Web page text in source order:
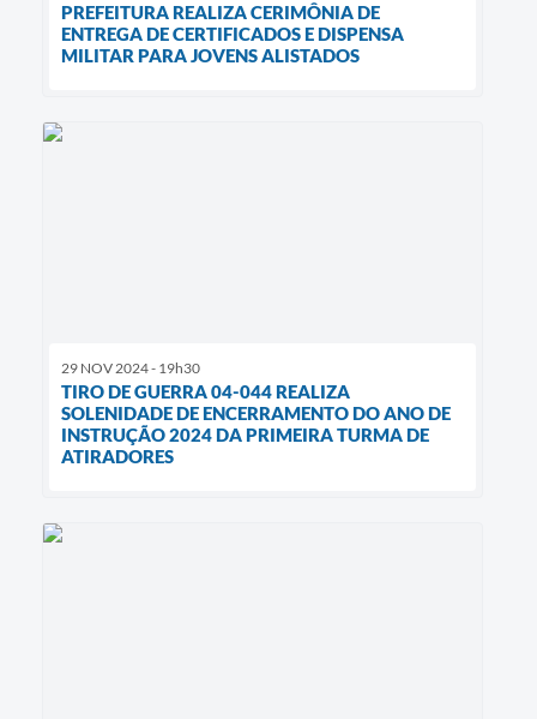
PREFEITURA REALIZA CERIMÔNIA DE
ENTREGA DE CERTIFICADOS E DISPENSA
MILITAR PARA JOVENS ALISTADOS
29 NOV 2024 - 19h30
TIRO DE GUERRA 04-044 REALIZA
SOLENIDADE DE ENCERRAMENTO DO ANO DE
INSTRUÇÃO 2024 DA PRIMEIRA TURMA DE
ATIRADORES